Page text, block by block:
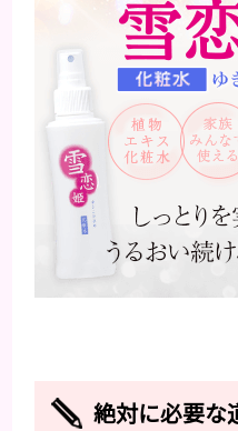
絶対に必要な